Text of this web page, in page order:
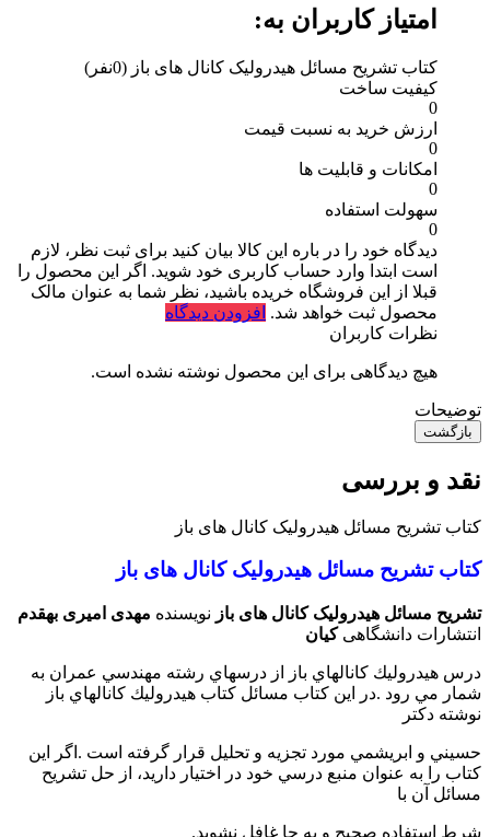
امتیاز کاربران به:
کتاب تشریح مسائل هیدرولیک کانال های باز (0نفر)
کیفیت ساخت
0
ارزش خرید به نسبت قیمت
0
امکانات و قابلیت ها
0
سهولت استفاده
0
دیدگاه خود را در باره این کالا بیان کنید برای ثبت نظر، لازم
است ابتدا وارد حساب کاربری خود شوید. اگر این محصول را
قبلا از این فروشگاه خریده باشید، نظر شما به عنوان مالک
محصول ثبت خواهد شد. افزودن دیدگاه
نظرات کاربران
هیچ دیدگاهی برای این محصول نوشته نشده است.
توضیحات
بازگشت
نقد و بررسی
کتاب تشریح مسائل هیدرولیک کانال های باز
کتاب تشریح مسائل هیدرولیک کانال های باز
تشریح مسائل هیدرولیک کانال های باز نویسنده مهدی امیری بهقدم
انتشارات دانشگاهیکیان
درس هيدروليك كانالهاي باز از درسهاي رشته مهندسي عمران به
شمار مي رود .در اين كتاب مسائل كتاب هيدروليك كانالهاي باز
نوشته دكتر
حسيني و ابريشمي مورد تجزيه و تحليل قرار گرفته است .اگر اين
كتاب را به عنوان منبع درسي خود در اختيار داريد، از حل تشريح
مسائل آن با
شرط استفاده صحيح و به جا غافل نشويد.